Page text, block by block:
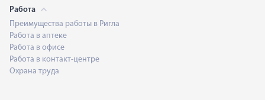
Работа
Преимущества работы в Ригла
Работа в аптеке
Работа в офисе
Работа в контакт-центре
Охрана труда